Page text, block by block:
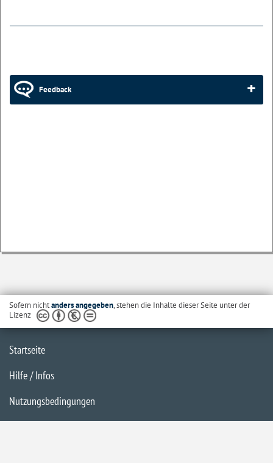
Feedback
Sofern nichtanders angegeben, stehen die Inhalte dieser Seite unter der
Lizenz
Startseite
Hilfe / Infos
Nutzungsbedingungen